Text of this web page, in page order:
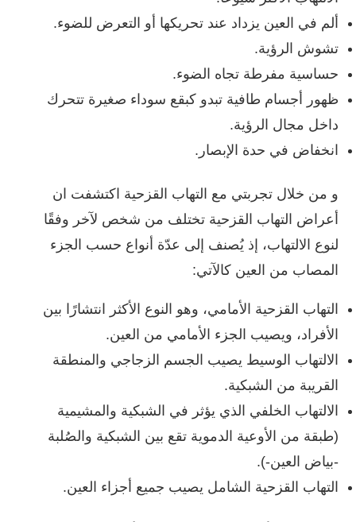
ألم في العين يزداد عند تحريكها أو التعرض للضوء.
تشوش الرؤية.
حساسية مفرطة تجاه الضوء.
ظهور أجسام طافية تبدو كبقع سوداء صغيرة تتحرك
داخل مجال الرؤية.
انخفاض في حدة الإبصار.
و من خلال تجربتي مع التهاب القزحية اكتشفت ان
أعراض التهاب القزحية تختلف من شخص لآخر وفقًا
لنوع الالتهاب، إذ يُصنف إلى عدّة أنواع حسب الجزء
المصاب من العين كالآتي:
التهاب القزحية الأمامي، وهو النوع الأكثر انتشارًا بين
الأفراد، ويصيب الجزء الأمامي من العين.
الالتهاب الوسيط يصيب الجسم الزجاجي والمنطقة
القريبة من الشبكية.
الالتهاب الخلفي الذي يؤثر في الشبكية والمشيمية
(طبقة من الأوعية الدموية تقع بين الشبكية والصُلبة
-بياض العين-).
التهاب القزحية الشامل يصيب جميع أجزاء العين.